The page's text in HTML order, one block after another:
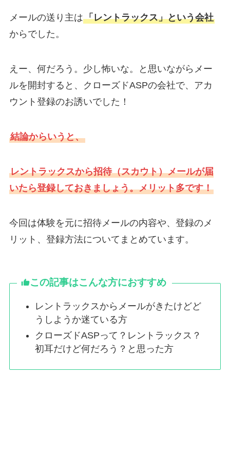
メールの送り主は「レントラックス」という会社
からでした。
えー、何だろう。少し怖いな。と思いながらメー
ルを開封すると、クローズドASPの会社で、アカ
ウント登録のお誘いでした！
結論からいうと、
レントラックスから招待（スカウト）メールが届
いたら登録しておきましょう。メリット多です！
今回は体験を元に招待メールの内容や、登録のメ
リット、登録方法についてまとめています。
この記事はこんな方におすすめ
レントラックスからメールがきたけどど
うしようか迷ている方
クローズドASPって？レントラックス？
初耳だけど何だろう？と思った方